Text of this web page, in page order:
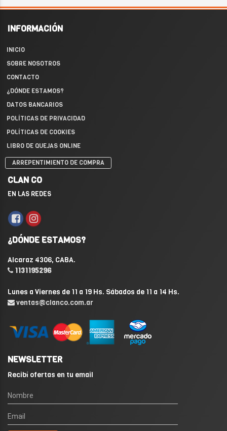
INFORMACIÓN
INICIO
SOBRE NOSOTROS
CONTACTO
¿DÓNDE ESTAMOS?
DATOS BANCARIOS
POLÍTICAS DE PRIVACIDAD
POLÍTICAS DE COOKIES
LIBRO DE QUEJAS ONLINE
ARREPENTIMIENTO DE COMPRA
CLAN CO
EN LAS REDES
¿DÓNDE ESTAMOS?
Alcaraz 4306, CABA.
1131195296
Lunes a Viernes de 11 a 19 Hs. Sábados de 11 a 14 Hs.
ventas@clanco.com.ar
NEWSLETTER
Recibí ofertas en tu email